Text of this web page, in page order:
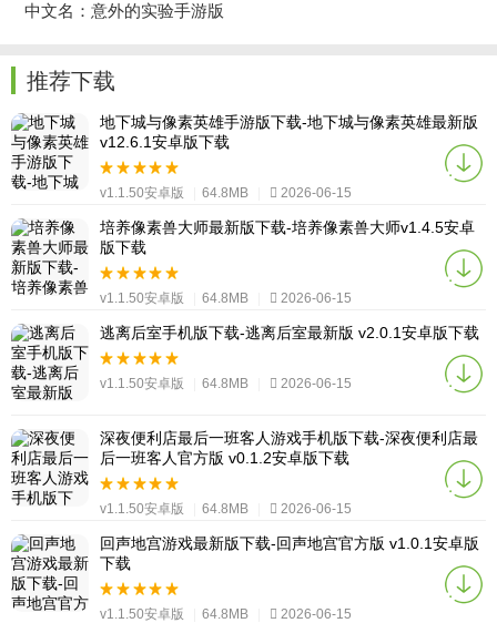
中文名：意外的实验手游版
推荐下载
地下城与像素英雄手游版下载-地下城与像素英雄最新版
v12.6.1安卓版下载
v1.1.50安卓版 64.8MB 2026-06-15
培养像素兽大师最新版下载-培养像素兽大师v1.4.5安卓
版下载
v1.1.50安卓版 64.8MB 2026-06-15
逃离后室手机版下载-逃离后室最新版 v2.0.1安卓版下载
v1.1.50安卓版 64.8MB 2026-06-15
深夜便利店最后一班客人游戏手机版下载-深夜便利店最
后一班客人官方版 v0.1.2安卓版下载
v1.1.50安卓版 64.8MB 2026-06-15
回声地宫游戏最新版下载-回声地宫官方版 v1.0.1安卓版
下载
v1.1.50安卓版 64.8MB 2026-06-15